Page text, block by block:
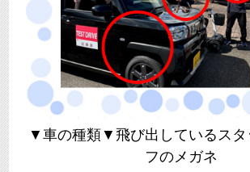
▼車の種類▼飛び出しているス
フのメガネ